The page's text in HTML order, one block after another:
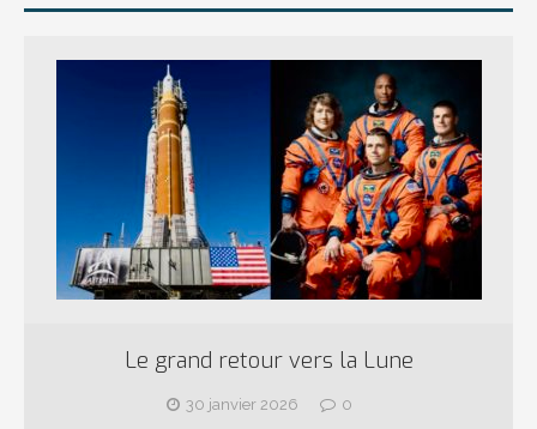
Le grand retour vers la Lune
30 janvier 2026
0